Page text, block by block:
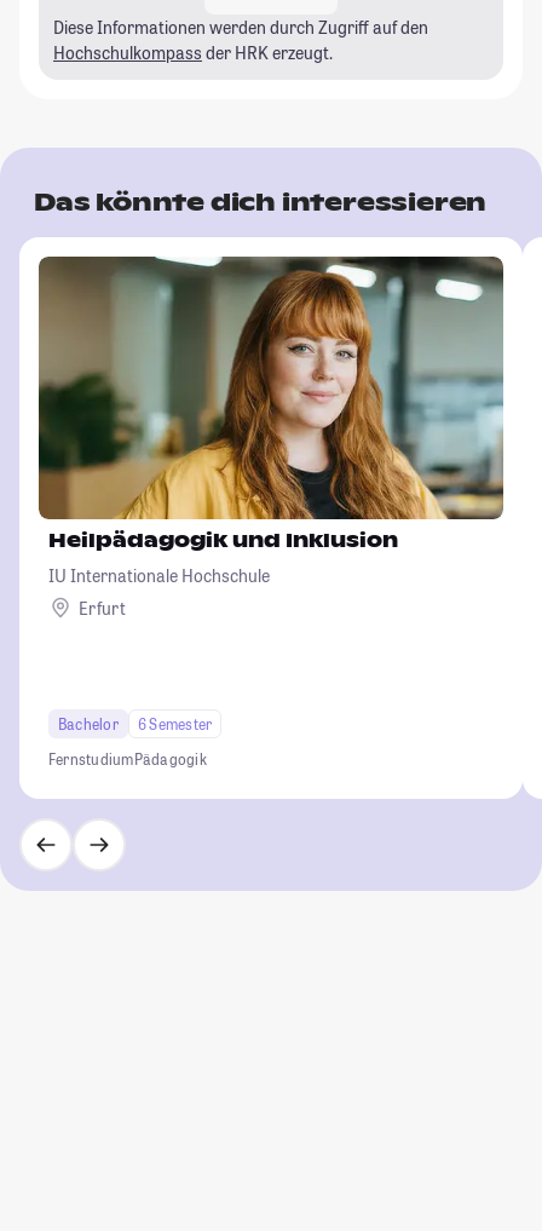
Diese Informationen werden durch Zugriff auf den
Hochschulkompass der HRK erzeugt.
Das könnte dich interessieren
Heilpädagogik und Inklusion
IU Internationale Hochschule
Erfurt
Bachelor
6 Semester
FernstudiumPädagogik